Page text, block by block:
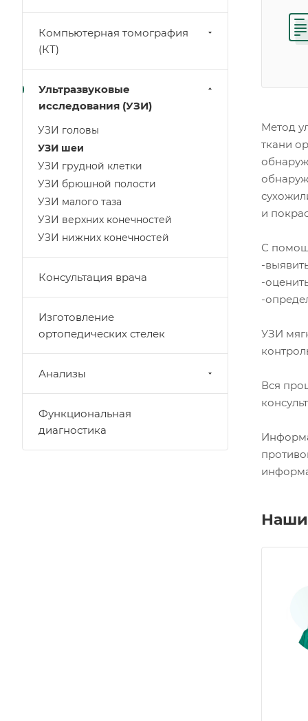
Метод
ткани
и
С
-
-
-
УЗИ
Вся
Компьютерная томография
(КТ)
Ультразвуковые
исследования (УЗИ)
УЗИ головы
УЗИ шеи
УЗИ грудной клетки
УЗИ брюшной полости
УЗИ малого таза
УЗИ верхних конечностей
УЗИ нижних конечностей
Консультация врача
Изготовление
ортопедических стелек
Анализы
Функциональная
диагностика